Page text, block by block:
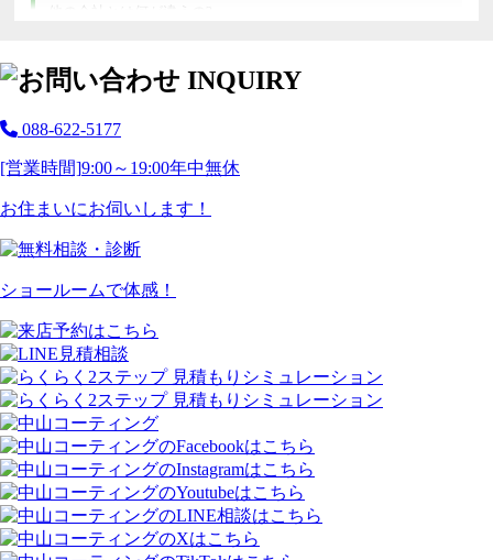
他の会社とは何が違うの?
088-622-5177
[営業時間]9:00～19:00年中無休
お住まいにお伺いします！
ショールームで体感！